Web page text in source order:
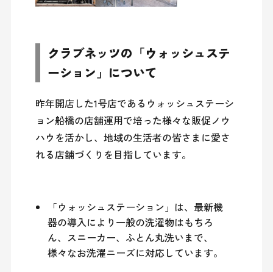
クラブネッツの「ウォッシュステ
ーション」について
昨年開店した1号店であるウォッシュステーシ
ョン船橋の店舗運用で培った様々な販促ノウ
ハウを活かし、地域の生活者の皆さまに愛さ
れる店舗づくりを目指しています。
「ウォッシュステーション」は、最新機
器の導入により一般の洗濯物はもちろ
ん、スニーカー、ふとん丸洗いまで、
様々なお洗濯ニーズに対応しています。